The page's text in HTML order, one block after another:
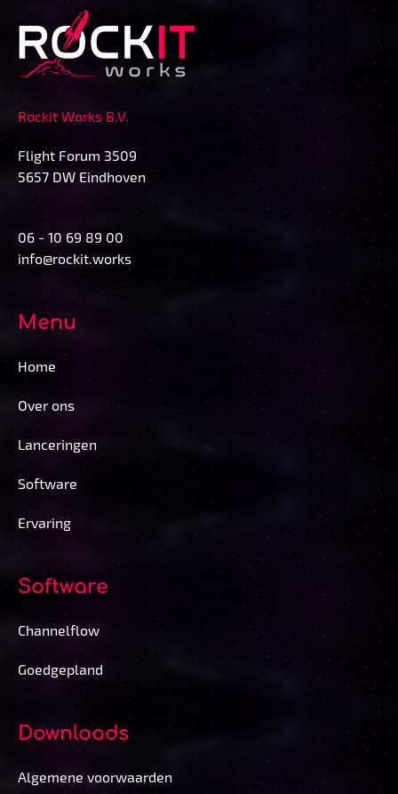
Rockit Works B.V.
Flight Forum 3509
5657 DW Eindhoven
06 - 10 69 89 00
info@rockit.works
Menu
Home
Over ons
Lanceringen
Software
Ervaring
Software
Channelflow
Goedgepland
Downloads
Algemene voorwaarden